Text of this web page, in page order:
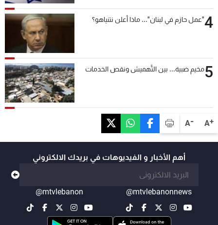
A+
A-
4"عمل حازم في لبنان"... ماذا أعلن نتنياهو؟
5مخيم ضبية... بين التَّهميش ونقص الخدمات
أهم الأخبار و الفيديوهات في بريدك الالكتروني
@mtvlebanonnews
@mtvlebanon